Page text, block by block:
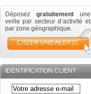
Déposez gratuitement une
veille par secteur d’activité et
par zone géographique.
CRÉER UNE ALERTE
IDENTIFICATION CLIENT